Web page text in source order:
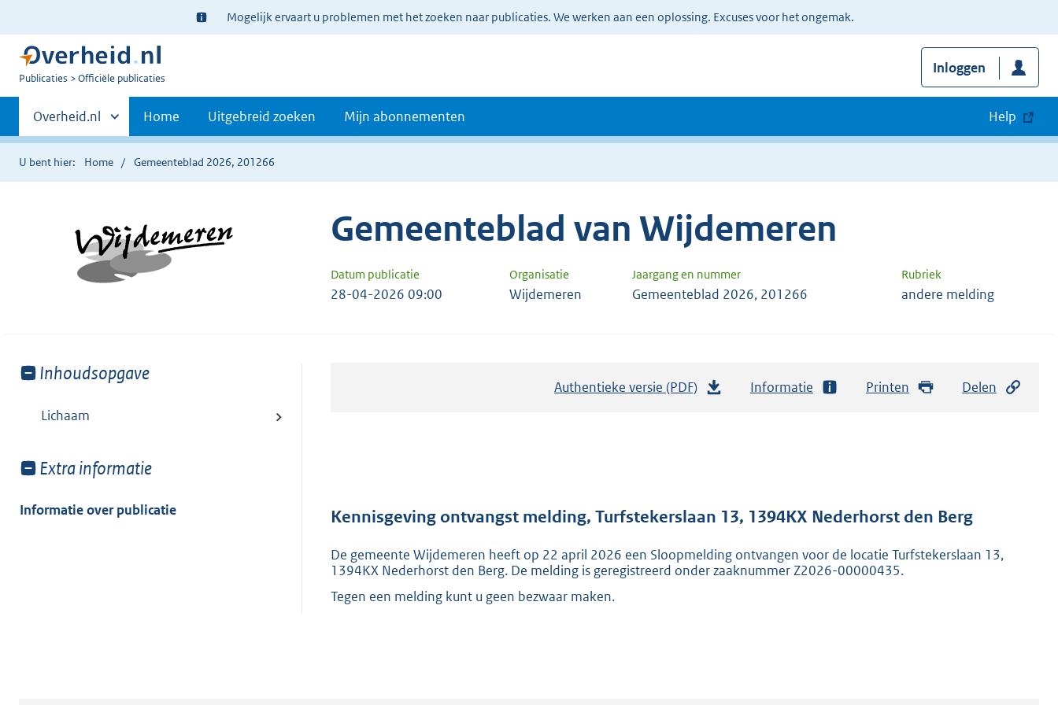
Ter
informatie:
Mogelijk ervaart u problemen met het zoeken naar publicaties. We werken aan een oplossing. Excuses voor het ongemak.
U
Publicaties Officiële publicaties
Inloggen
Primaire
navigatie
Andere
sites
binnen
Overheid.nl Home Uitgebreid zoeken Mijn abonnementen Help
U bent hier: Home Gemeenteblad 2026, 201266
Gemeenteblad van Wijdemeren
Datum publicatie Organisatie Jaargang en nummer Rubriek
28-04-2026 09:00 Wijdemeren Gemeenteblad 2026, 201266 andere melding
Toon
van:
Inhoudsopgave
Lichaam
Toon
van:
Extra informatie
Informatie over publicatie
Authentieke versie (PDF)
d
g
r
Informatie Printen Delen
Kennisgeving ontvangst melding, Turfstekerslaan 13, 1394KX Nederhorst den Berg
De gemeente Wijdemeren heeft op 22 april 2026 een Sloopmelding ontvangen voor de locatie Turfstekerslaan 13,
1394KX Nederhorst den Berg. De melding is geregistreerd onder zaaknummer Z2026-00000435.
Tegen een melding kunt u geen bezwaar maken.